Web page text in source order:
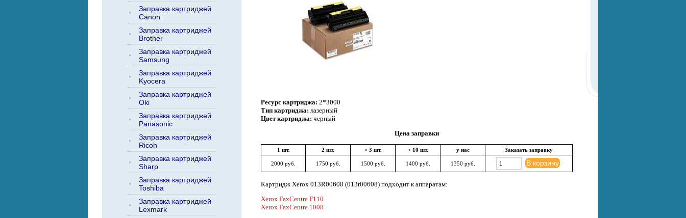
Заправка картриджей
Canon
Заправка картриджей
Brother
Заправка картриджей
Samsung
Заправка картриджей
Kyocera
Заправка картриджей
Oki
Заправка картриджей
Panasonic
Заправка картриджей
Ricoh
Заправка картриджей
Sharp
Заправка картриджей
Toshiba
Заправка картриджей
Lexmark
Ресурс картриджа: 2*3000
Тип картриджа: лазерный
Цвет картриджа: черный
Цена заправки
1 шт. 2 шт. > 3 шт. > 10 шт. у нас Заказать заправку
2000 руб. 1750 руб. 1500 руб. 1400 руб. 1350 руб. В корзину
Картридж Xerox 013R00608 (013r00608) подходит к аппаратам:
Xerox FaxCentre F110
Xerox FaxCentre 1008